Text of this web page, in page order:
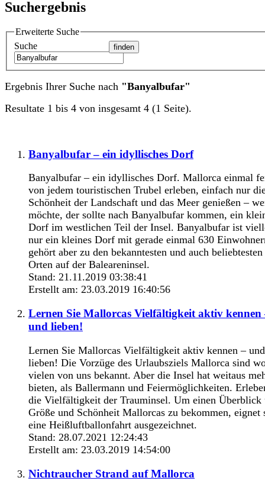
Suchergebnis
Erweiterte Suche
Suche
Ergebnis Ihrer Suche nach "Banyalbufar"
Resultate 1 bis 4 von insgesamt 4 (1 Seite).
Banyalbufar – ein idyllisches Dorf
Banyalbufar – ein idyllisches Dorf. Mallorca einmal
von jedem touristischen Trubel erleben, einfach nur
Schönheit der Landschaft und das Meer genießen –
möchte, der sollte nach Banyalbufar kommen, ein
Dorf im westlichen Teil der Insel. Banyalbufar ist
nur ein kleines Dorf mit gerade einmal 630
gehört aber zu den bekanntesten und auch beliebtesten
Orten auf der Baleareninsel.
Stand: 21.11.2019 03:38:41
Erstellt am: 23.03.2019 16:40:56
Lernen Sie Mallorcas Vielfältigkeit aktiv kennen
und lieben!
Lernen Sie Mallorcas Vielfältigkeit aktiv kennen – und
lieben! Die Vorzüge des Urlaubsziels Mallorca sind
vielen von uns bekannt. Aber die Insel hat weitaus
bieten, als Ballermann und Feiermöglichkeiten.
die Vielfältigkeit der Trauminsel. Um einen Überblick
Größe und Schönheit Mallorcas zu bekommen, eignet
eine Heißluftballonfahrt ausgezeichnet.
Stand: 28.07.2021 12:24:43
Erstellt am: 23.03.2019 14:54:00
Nichtraucher Strand auf Mallorca